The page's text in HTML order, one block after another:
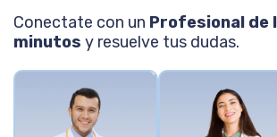
Conectate con un Profesional de
minutos y resuelve tus dudas.